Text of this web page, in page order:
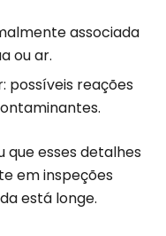
associada
ou ar.
possíveis reações
que esses detalhes
em inspeções
está longe.